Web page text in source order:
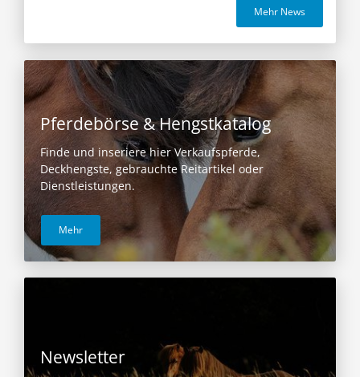
Mehr News
Pferdebörse & Hengstkatalog
Finde und inseriere hier Verkaufspferde,
Deckhengste, gebrauchte Reitartikel oder
Dienstleistungen.
Mehr
Newsletter